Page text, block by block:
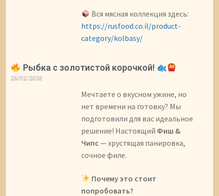
Вся мясная коллекция здесь:
https://rusfood.co.il/product-
category/kolbasy/
Рыбка с золотистой корочкой!
26/02/2026
Мечтаете о вкусном ужине, но
нет времени на готовку? Мы
подготовили для вас идеальное
решение! Настоящий Фиш &
Чипс — хрустящая панировка,
сочное филе.
Почему это стоит
попробовать?